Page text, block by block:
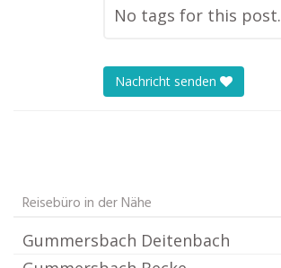
No tags for this post.
Nachricht senden
Reisebüro in der Nähe
Gummersbach Deitenbach